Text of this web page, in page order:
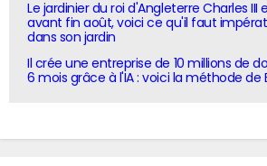
Le jardinier du roi d'Angleterre Charles
avant fin août, voici ce qu'il faut
dans son jardin
Il crée une entreprise de 10 millions de
6 mois grâce à l'IA : voici la méthode de